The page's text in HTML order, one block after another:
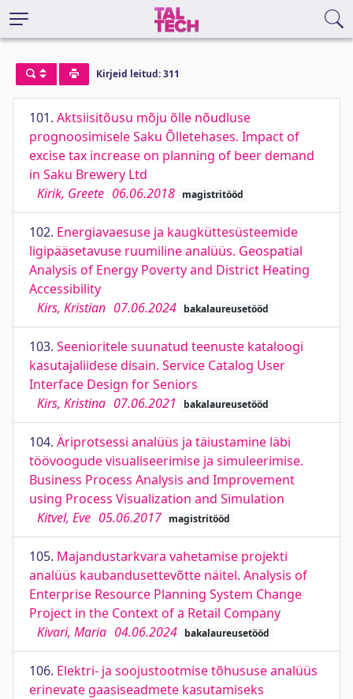
Kirjeid leitud: 311
101. Aktsiisitõusu mõju õlle nõudluse
prognoosimisele Saku Õlletehases. Impact of
excise tax increase on planning of beer demand
in Saku Brewery Ltd
Kirik, Greete 06.06.2018 magistritööd
102. Energiavaesuse ja kaugküttesüsteemide
ligipääsetavuse ruumiline analüüs. Geospatial
Analysis of Energy Poverty and District Heating
Accessibility
Kirs, Kristian 07.06.2024 bakalaureusetööd
103. Seenioritele suunatud teenuste kataloogi
kasutajaliidese disain. Service Catalog User
Interface Design for Seniors
Kirs, Kristina 07.06.2021 bakalaureusetööd
104. Äriprotsessi analüüs ja täiustamine läbi
töövoogude visualiseerimise ja simuleerimise.
Business Process Analysis and Improvement
using Process Visualization and Simulation
Kitvel, Eve 05.06.2017 magistritööd
105. Majandustarkvara vahetamise projekti
analüüs kaubandusettevõtte näitel. Analysis of
Enterprise Resource Planning System Change
Project in the Context of a Retail Company
Kivari, Maria 04.06.2024 bakalaureusetööd
106. Elektri- ja soojustootmise tõhususe analüüs
erinevate gaasiseadmete kasutamiseks